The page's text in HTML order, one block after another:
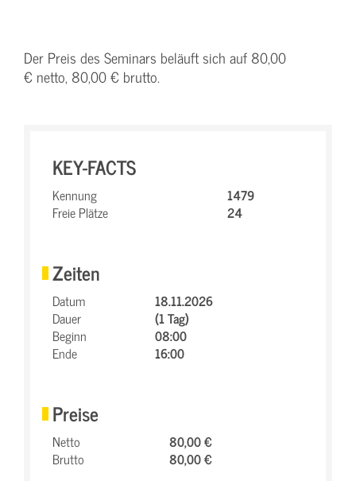
Der Preis des Seminars beläuft sich auf 80,00
€ netto, 80,00 € brutto.
KEY-FACTS
Kennung
1479
Freie Plätze
24
Zeiten
Datum
18.11.2026
Dauer
(1 Tag)
Beginn
08:00
Ende
16:00
Preise
Netto
80,00 €
Brutto
80,00 €